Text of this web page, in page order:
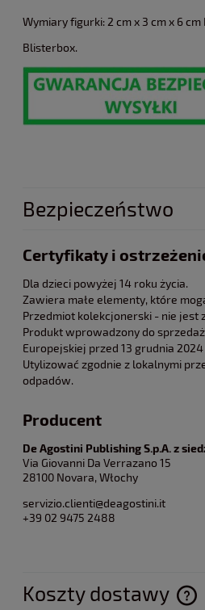
Wymiary figurki: 2 cm x 3 cm x 6 cm
Blisterbox.
Bezpieczeństwo
Certyfikaty i
Dla dzieci powyżej 14 roku życia.
Zawiera małe elementy, które
Przedmiot kolekcjonerski - nie jest
Produkt wprowadzony do
Europejskiej przed 13 grudnia 2024
Utylizować zgodnie z lokalnymi
odpadów.
Producent
De Agostini Publishing S.p.A. z
Via Giovanni Da Verrazano 15
28100 Novara, Włochy
servizio.clienti@deagostini.it
+39 02 9475 2488
Koszty dostawy
Cena nie zawiera ewentualnych